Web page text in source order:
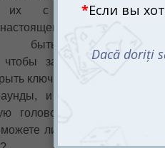
их с тайнами и
преступника.
настолько
замечать детали,
ключ к разгадке. Игра
и каждый раунд
головоломку, которую
ли вы досконально